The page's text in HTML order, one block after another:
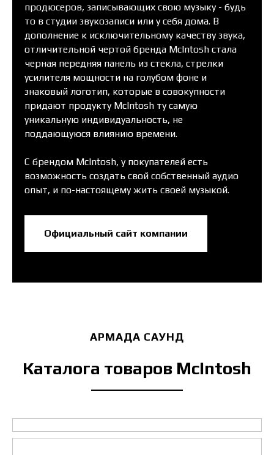
продюсеров, записывающих свою музыку - будь
то в студии звукозаписи или у себя дома. В
дополнение к исключительному качеству звука,
отличительной чертой бренда McIntosh стала
черная передняя панель из стекла, стрелки
усилителя мощности на голубом фоне и
знаковый логотип, которые в совокупности
придают продукту McIntosh ту самую
уникальную индивидуальность, не
поддающуюся влиянию времени.
С брендом McIntosh, у покупателей есть
возможность создать свой собственный аудио
опыт, и по-настоящему жить своей музыкой.
Официальный сайт компании
АРМАДА САУНД
Каталога товаров McIntosh